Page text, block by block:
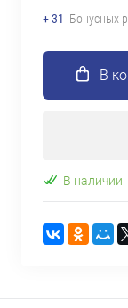
+ 31 Бонусных
В
В наличии